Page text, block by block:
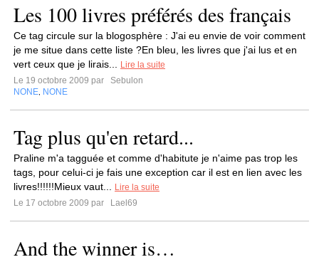
Les 100 livres préférés des français
Ce tag circule sur la blogosphère : J'ai eu envie de voir comment
je me situe dans cette liste ?En bleu, les livres que j'ai lus et en
vert ceux que je lirais...
Lire la suite
Le 19 octobre 2009 par
Sebulon
NONE NONE
Tag plus qu'en retard...
Praline m'a tagguée et comme d'habitute je n'aime pas trop les
tags, pour celui-ci je fais une exception car il est en lien avec les
livres!!!!!!Mieux vaut...
Lire la suite
Le 17 octobre 2009 par
Lael69
And the winner is…